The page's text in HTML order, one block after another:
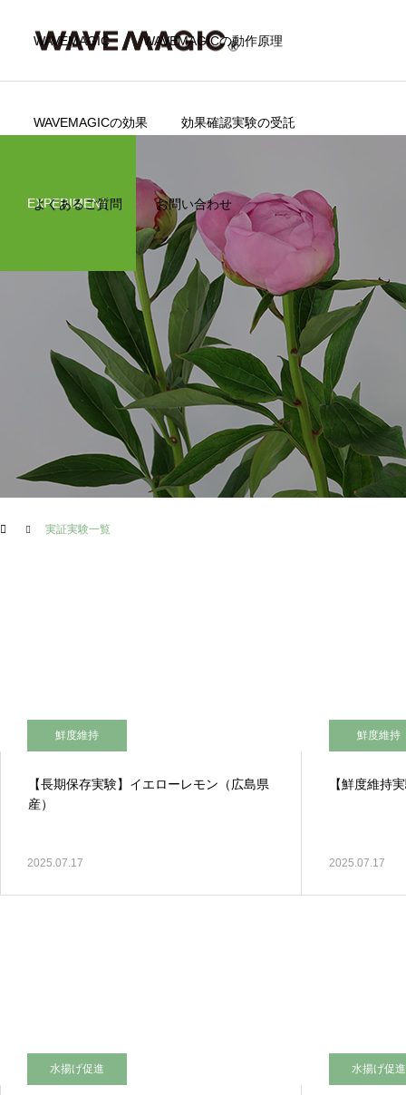
WAVEMAGIC WAVEMAGICの動作原理
WAVEMAGICの効果 効果確認実験の受託
よくあるご質問 お問い合わせ
EXPERIMENT
実証実験一覧
鮮度維持
【長期保存実験】イエローレモン（広島県
産）
2025.07.17
鮮度維持
【鮮度維持
2025.07.17
水揚げ促進 水揚げ促進